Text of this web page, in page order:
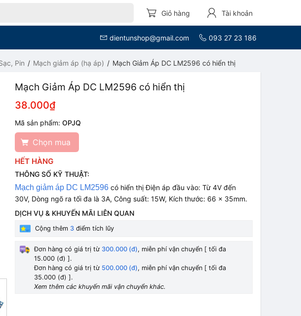
Giỏ hàng Tài khoản
dientunshop@gmail.com 093 27 23 186
Pin Mạch giảm áp (hạ áp) Mạch Giảm Áp DC LM2596 có hiển thị
Mạch Giảm Áp DC LM2596 có hiển thị
38.000₫
Mã sản phẩm:OPJQ
Chọn mua
HẾT HÀNG
THÔNG SỐ KỸ THUẬT:
Mạch giảm áp DC LM2596 có hiển thị Điện áp đầu vào: Từ 4V đến
30V, Dòng ngõ ra tối đa là 3A, Công suất: 15W, Kích thước: 66 x 35mm.
DỊCH VỤ & KHUYẾN MÃI LIÊN QUAN
Cộng thêm 3 điểm tích lũy
Đơn hàng có giá trị từ 300.000 (đ), miễn phí vận chuyển [ tối đa
15.000 (đ) ].
Đơn hàng có giá trị từ 500.000 (đ), miễn phí vận chuyển [ tối đa
35.000 (đ) ].
Xem thêm các khuyến mãi vận chuyển khác.